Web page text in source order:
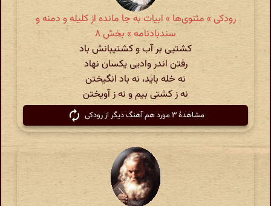
رودکی » مثنوی‌ها » ابیات به جا مانده از کلیله و دمنه و
سندبادنامه » بخش ۸
کشتیی بر آب و کشتیبانش باد
رفتن اندر وادیی یکسان نهاد
نه خله باید، نه باد انگیختن
نه ز کشتی بیم و نه ز آویختن
مشاهدهٔ ۳ مورد هم آهنگ دیگر از رودکی